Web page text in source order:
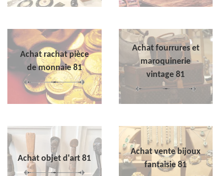
Achat rachat pièce
de monnaie 81
Achat fourrures et
maroquinerie
vintage 81
Achat objet d'art 81
Achat vente bijoux
fantaisie 81